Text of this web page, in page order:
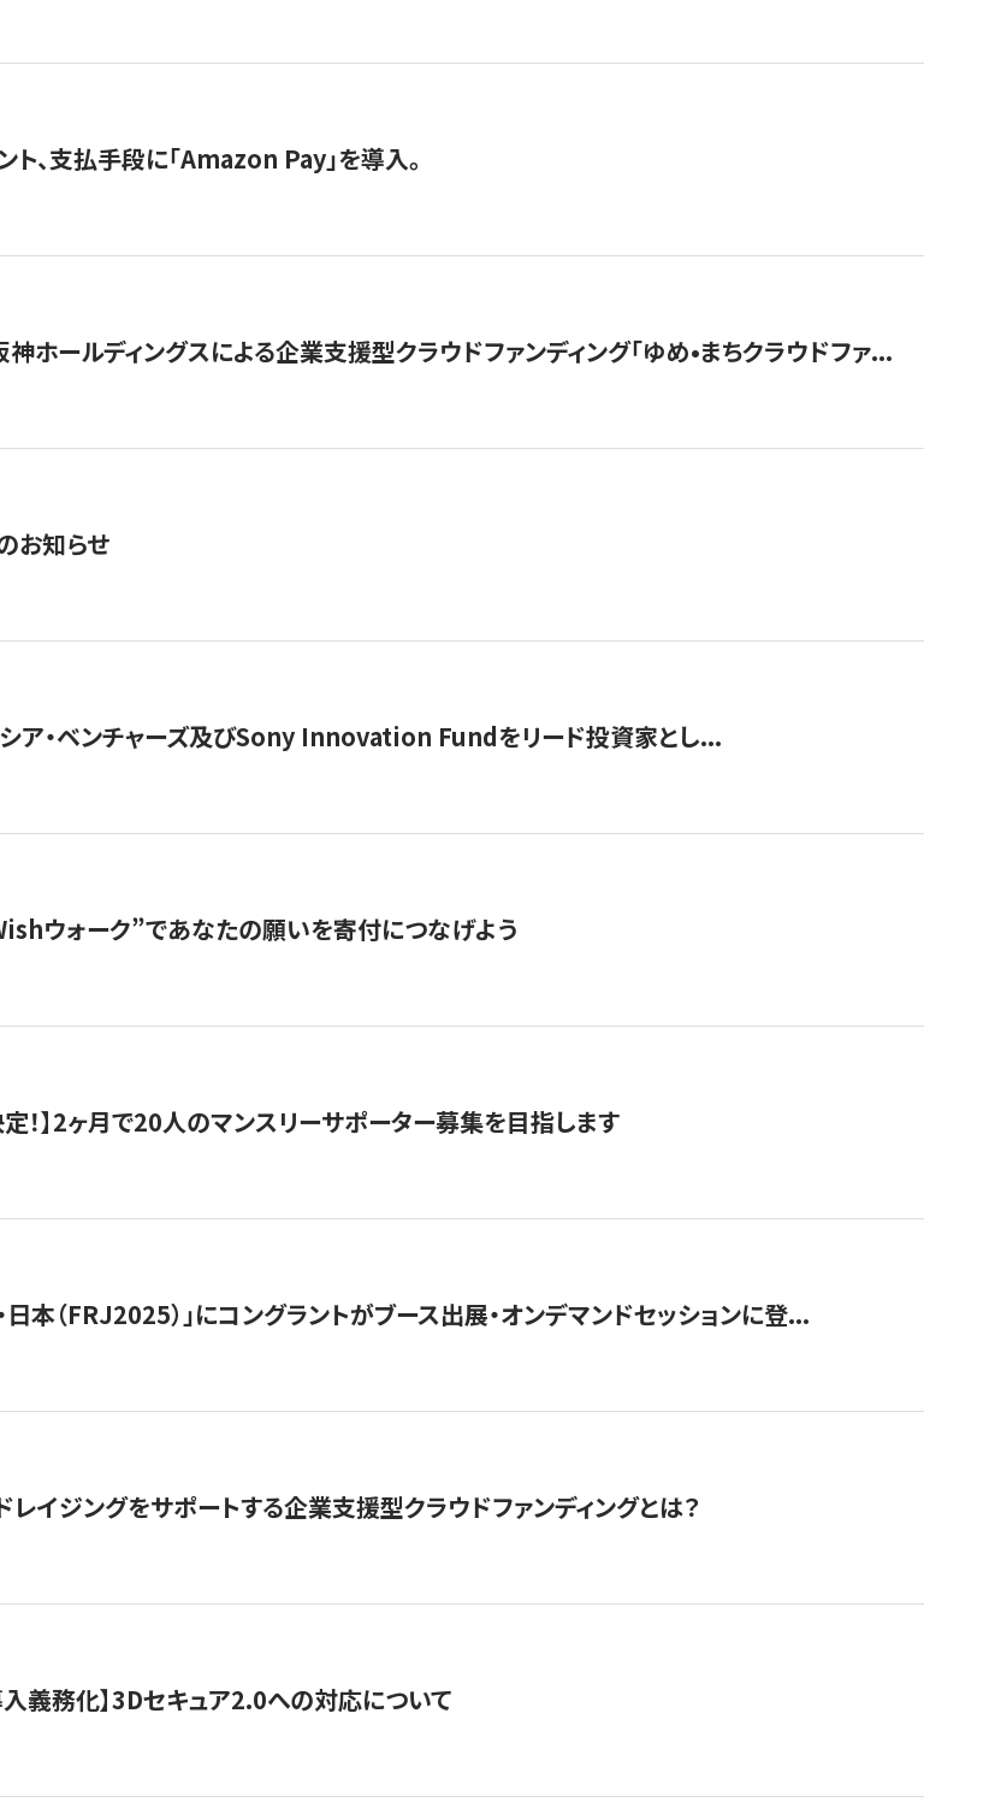
、支払手段に「Amazon Pay」を導入。
ホールディングスによる企業支援型クラウドファンディング「ゆめ•まちクラウドファ...
お知らせ
シア・ベンチャーズ及びSony Innovation Fundをリード投資家とし...
ウォーク”であなたの願いを寄付につなげよう
！】2ヶ月で20人のマンスリーサポーター募集を目指します
日本（FRJ2025）」にコングラントがブース出展・オンデマンドセッションに登...
イジングをサポートする企業支援型クラウドファンディングとは？
義務化】3Dセキュア2.0への対応について